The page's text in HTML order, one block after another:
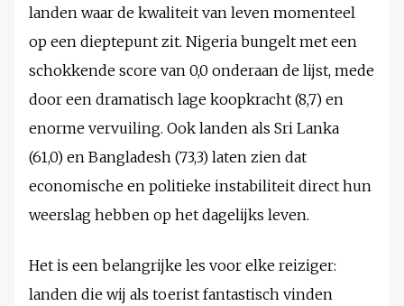
landen waar de kwaliteit van leven momenteel
op een dieptepunt zit. Nigeria bungelt met een
schokkende score van 0,0 onderaan de lijst, mede
door een dramatisch lage koopkracht (8,7) en
enorme vervuiling. Ook landen als Sri Lanka
(61,0) en Bangladesh (73,3) laten zien dat
economische en politieke instabiliteit direct hun
weerslag hebben op het dagelijks leven.
Het is een belangrijke les voor elke reiziger:
landen die wij als toerist fantastisch vinden